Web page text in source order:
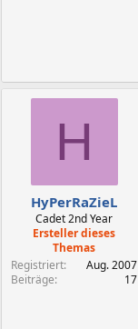
H
HyPerRaZieL
Cadet 2nd Year
Ersteller dieses
Themas
Registriert
Aug. 2007
Beiträge
17